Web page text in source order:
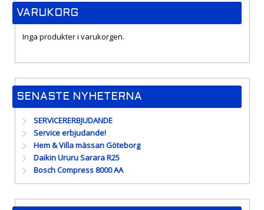
VARUKORG
Inga produkter i varukorgen.
SENASTE NYHETERNA
SERVICERERBJUDANDE
Service erbjudande!
Hem & Villa mässan Göteborg
Daikin Ururu Sarara R25
Bosch Compress 8000 AA